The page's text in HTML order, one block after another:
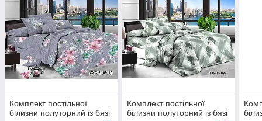
Комплект постільної
білизни полуторний із бязі
Комплект постільної
білизни полуторний із бязі